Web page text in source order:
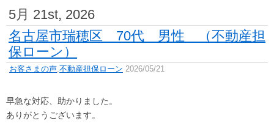
お役立ち情報
店舗一覧
リンク お問い合せ
5月 21st, 2026
名古屋市瑞穂区 70代 男性 （不動産担
保ローン）
お客さまの声,不動産担保ローン 2026/05/21
早急な対応、助かりました。
ありがとうございます。